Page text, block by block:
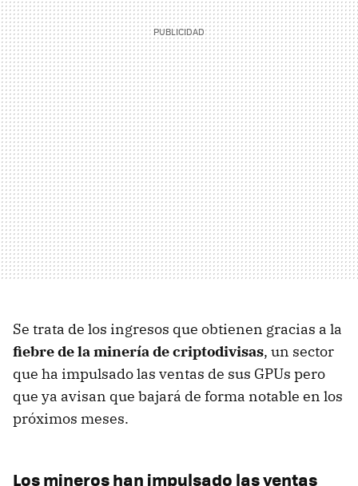
Se trata de los ingresos que obtienen gracias a la
fiebre de la minería de criptodivisas, un sector
que ha impulsado las ventas de sus GPUs pero
que ya avisan que bajará de forma notable en los
próximos meses.
Los mineros han impulsado las ventas